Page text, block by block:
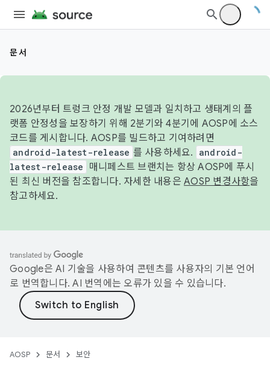
문서
2026년부터 트렁크 안정 개발 모델과 일치하고 생태계의 플
랫폼 안정성을 보장하기 위해 2분기와 4분기에 AOSP에 소스
코드를 게시합니다. AOSP를 빌드하고 기여하려면
android-latest-release 를 사용하세요.
android-
latest-release
매니페스트 브랜치는 항상 AOSP에 푸시
된 최신 버전을 참조합니다. 자세한 내용은 AOSP 변경사항을
참고하세요.
Google은 AI 기술을 사용하여 콘텐츠를 사용자의 기본 언어
로 번역합니다. AI 번역에는 오류가 있을 수 있습니다.
AOSP 문서 보안